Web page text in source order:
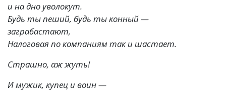
и на дно уволокут.
Будь ты пеший, будь ты конный —
заграбастают,
Налоговая по компаниям так и шастает.
Страшно, аж жуть!
И мужик, купец и воин —